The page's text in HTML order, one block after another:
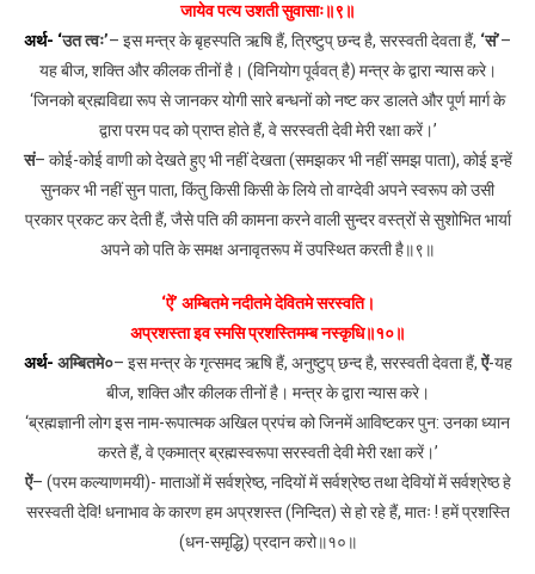
जायेव पत्य उशती सुवासाः॥९॥
अर्थ- ‘उत त्वः’– इस मन्त्र के बृहस्पति ऋषि हैं, त्रिष्टुप् छन्द है, सरस्वती देवता हैं, ‘सं’–
यह बीज, शक्ति और कीलक तीनों है। (विनियोग पूर्ववत् है) मन्त्र के द्वारा न्यास करे।
‘जिनको ब्रह्मविद्या रूप से जानकर योगी सारे बन्धनों को नष्ट कर डालते और पूर्ण मार्ग के
द्वारा परम पद को प्राप्त होते हैं, वे सरस्वती देवी मेरी रक्षा करें।’
सं– कोई-कोई वाणी को देखते हुए भी नहीं देखता (समझकर भी नहीं समझ पाता), कोई इन्हें
सुनकर भी नहीं सुन पाता, किंतु किसी किसी के लिये तो वाग्देवी अपने स्वरूप को उसी
प्रकार प्रकट कर देती हैं, जैसे पति की कामना करने वाली सुन्दर वस्त्रों से सुशोभित भार्या
अपने को पति के समक्ष अनावृतरूप में उपस्थित करती है॥९॥
‘ऐं’ अम्बितमे नदीतमे देवितमे सरस्वति।
अप्रशस्ता इव स्मसि प्रशस्तिमम्ब नस्कृधि॥१०॥
अर्थ- अम्बितमे०– इस मन्त्र के गृत्समद ऋषि हैं, अनुष्टुप् छन्द है, सरस्वती देवता हैं,ऐं-यह
बीज, शक्ति और कीलक तीनों है। मन्त्र के द्वारा न्यास करे।
‘ब्रह्मज्ञानी लोग इस नाम-रूपात्मक अखिल प्रपंच को जिनमें आविष्टकर पुन: उनका ध्यान
करते हैं, वे एकमात्र ब्रह्मस्वरूपा सरस्वती देवी मेरी रक्षा करें।’
ऐं– (परम कल्याणमयी)- माताओं में सर्वश्रेष्ठ, नदियों में सर्वश्रेष्ठ तथा देवियों में सर्वश्रेष्ठ हे
सरस्वती देवि! धनाभाव के कारण हम अप्रशस्त (निन्दित) से हो रहे हैं, मातः ! हमें प्रशस्ति
(धन-समृद्धि) प्रदान करो॥१०॥